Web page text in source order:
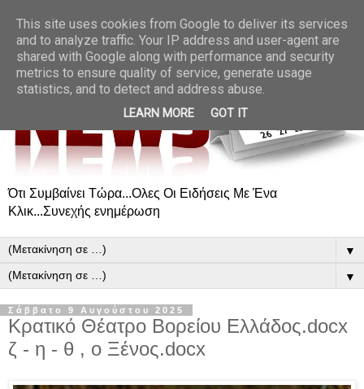
Ότι Συμβαίνει Τώρα...Ολες Οι Ειδήσεις Με Ένα
Κλικ...Συνεχής ενημέρωση
▼
▼
Σάββατο 9 Αυγούστου 2025
Κρατικό Θέατρο Βορείου Ελλάδος.docx
ζ - η - θ , ο Ξένος.docx
This site uses cookies from Google to deliver its services
and to analyze traffic. Your IP address and user-agent are
shared with Google along with performance and security
metrics to ensure quality of service, generate usage
statistics, and to detect and address abuse.
LEARN MORE GOT IT